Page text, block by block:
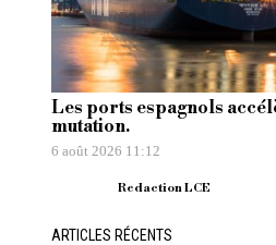
Les ports espagnols
mutation.
6 août 2026 11:12
Redaction LCE
ARTICLES RÉCENTS